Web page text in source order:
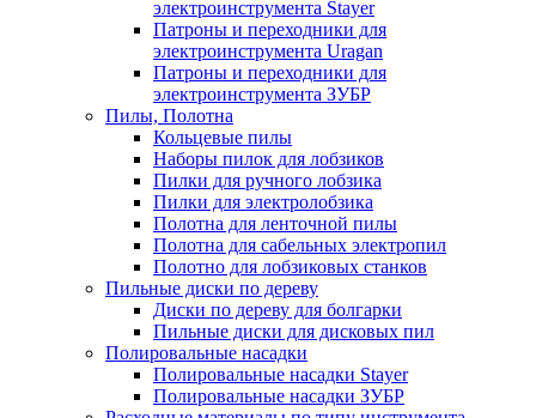
электроинструмента Stayer
Патроны и переходники для
электроинструмента Uragan
Патроны и переходники для
электроинструмента ЗУБР
Пилы, Полотна
Кольцевые пилы
Наборы пилок для лобзиков
Пилки для ручного лобзика
Пилки для электролобзика
Полотна для ленточной пилы
Полотна для сабельных электропил
Полотно для лобзиковых станков
Пильные диски по дереву
Диски по дереву для болгарки
Пильные диски для дисковых пил
Полировальные насадки
Полировальные насадки Stayer
Полировальные насадки ЗУБР